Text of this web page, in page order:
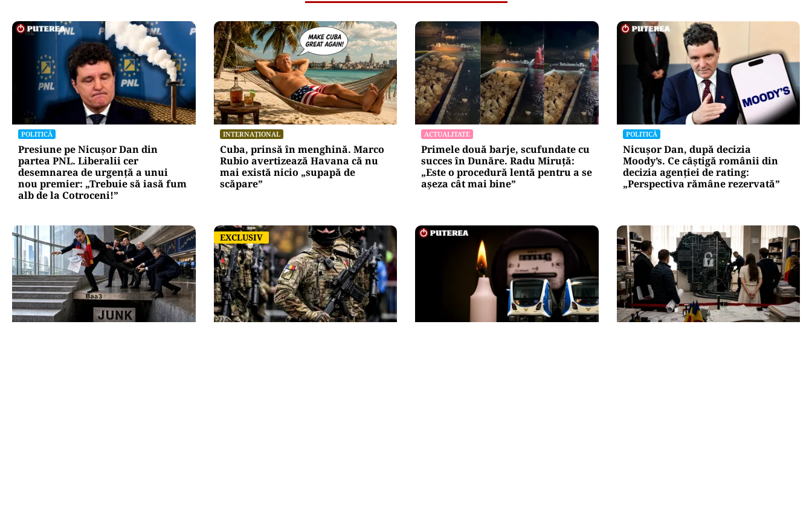
POLITICĂ
Presiune pe Nicușor Dan din
partea PNL. Liberalii cer
desemnarea de urgență a unui
nou premier: „Trebuie să iasă fum
alb de la Cotroceni!”
INTERNAȚIONAL
Cuba, prinsă în menghină. Marco
Rubio avertizează Havana că nu
mai există nicio „supapă de
scăpare”
ACTUALITATE
Primele două barje, scufundate cu
succes în Dunăre. Radu Miruță:
„Este o procedură lentă pentru a se
așeza cât mai bine”
POLITICĂ
Nicușor Dan, după decizia
Moody’s. Ce câștigă românii din
decizia agenției de rating:
„Perspectiva rămâne rezervată”
EXCLUSIV
EXCLUSIV